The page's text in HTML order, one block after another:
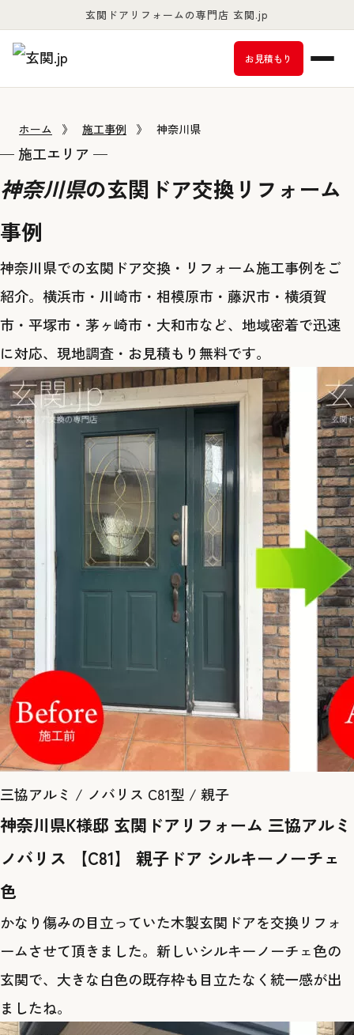
玄関ドアリフォームの専門店 玄関.jp
お見積もり
ホーム 》 施工事例 》 神奈川県
— 施工エリア —
神奈川県の玄関ドア交換リフォーム
事例
神奈川県での玄関ドア交換・リフォーム施工事例をご
紹介。横浜市・川崎市・相模原市・藤沢市・横須賀
市・平塚市・茅ヶ崎市・大和市など、地域密着で迅速
に対応、現地調査・お見積もり無料です。
三協アルミ / ノバリス C81型 / 親子
神奈川県K様邸 玄関ドアリフォーム 三協アルミ
ノバリス 【C81】 親子ドア シルキーノーチェ
色
かなり傷みの目立っていた木製玄関ドアを交換リフォ
ームさせて頂きました。新しいシルキーノーチェ色の
玄関で、大きな白色の既存枠も目立たなく統一感が出
ましたね。